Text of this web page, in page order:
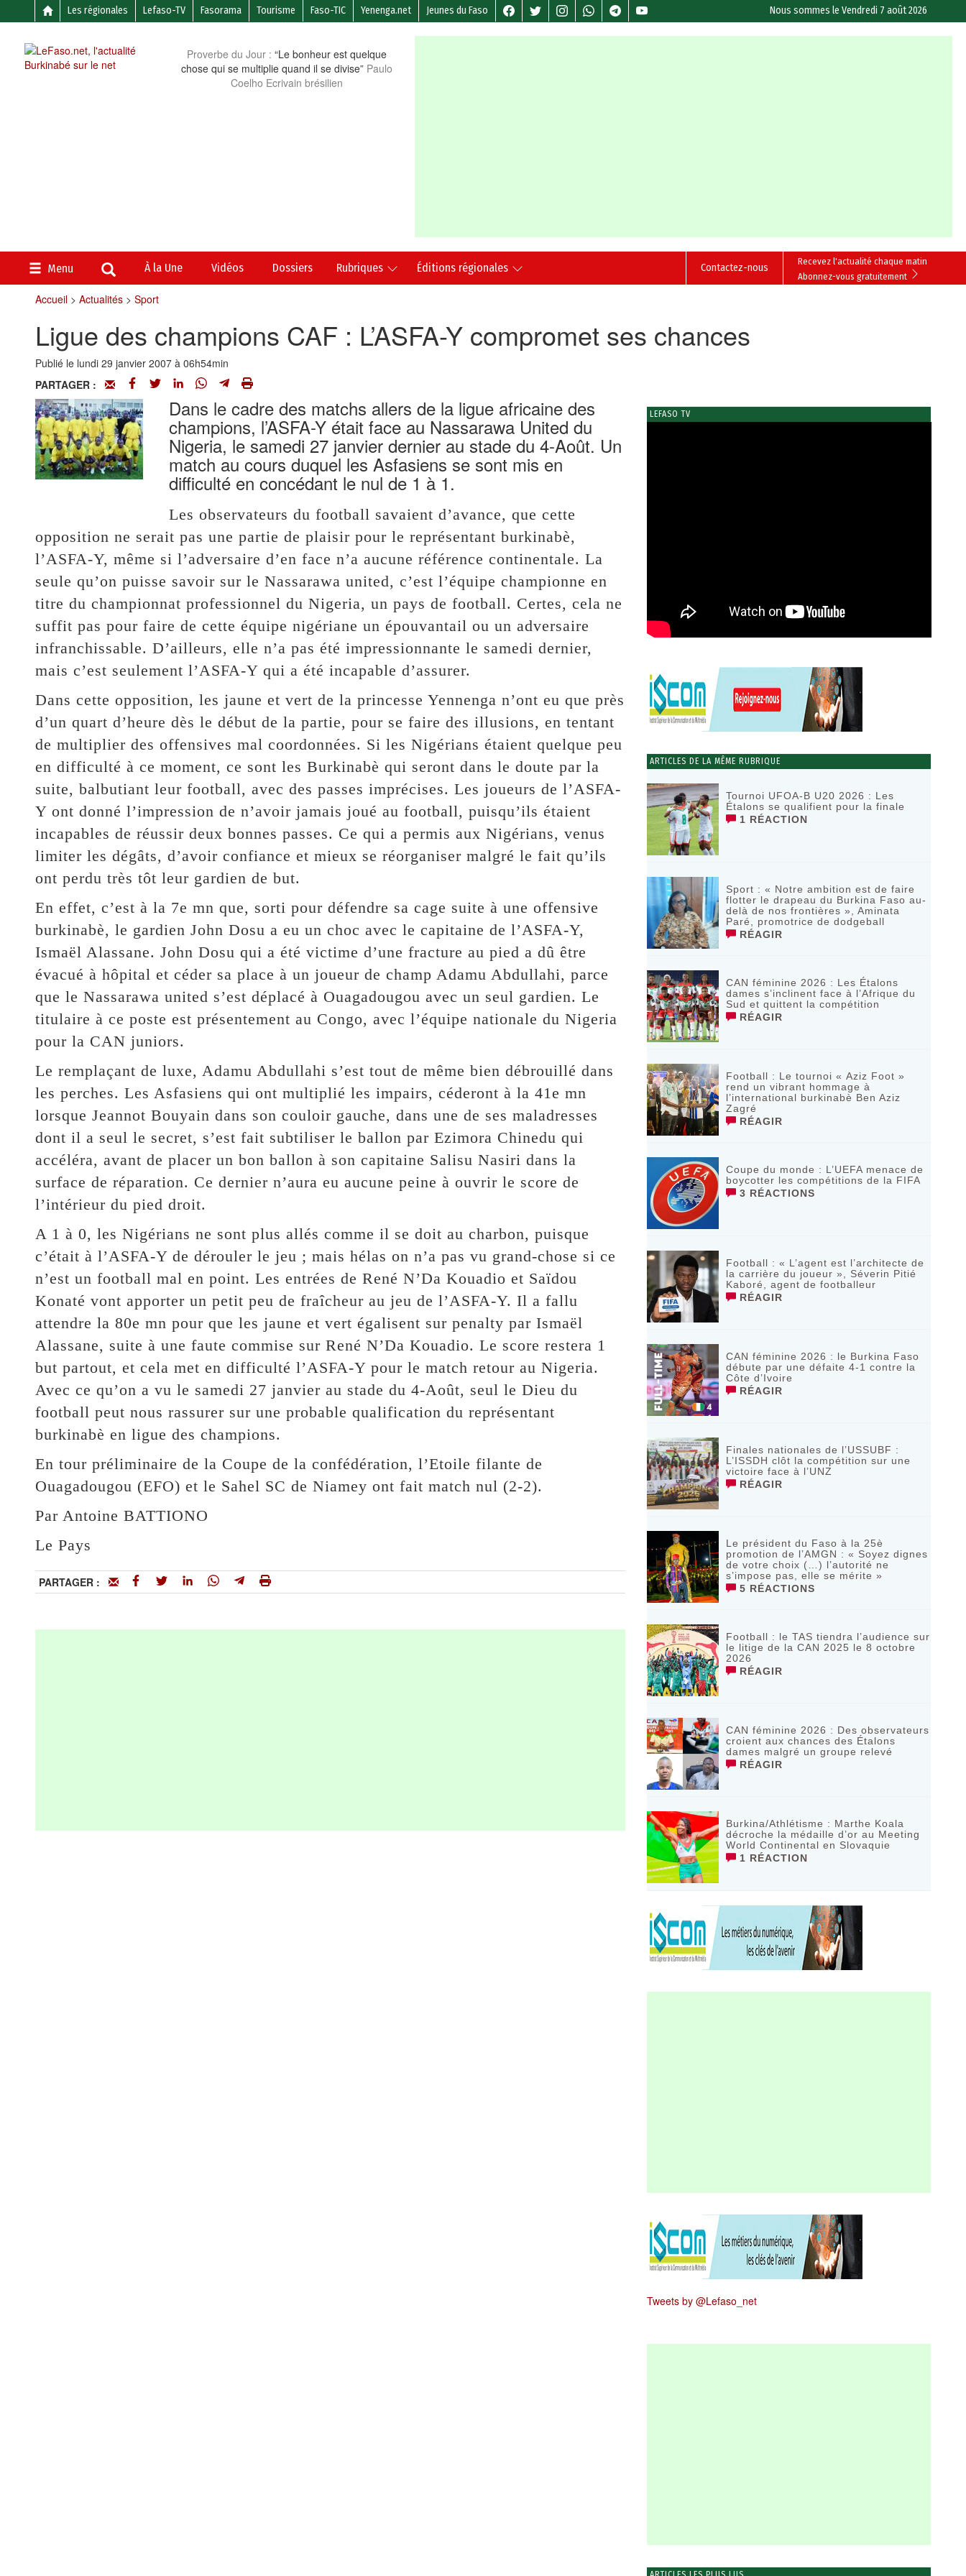
Les régionales Lefaso-TV Fasorama Tourisme Faso-TIC Yenenga.net Jeunes du Faso Nous sommes leVendredi 7 août 2026
Proverbe du Jour : “Le bonheur est quelque
chose qui se multiplie quand il se divise” Paulo
Coelho Ecrivain brésilien
Menu À la Une Vidéos Dossiers Rubriques Éditions régionales
Recevez l'actualité chaque matin
Abonnez-vous gratuitement
Contactez-nous
Accueil> Actualités> Sport
Ligue des champions CAF : L’ASFA-Y compromet ses chances
Publié le lundi 29 janvier 2007 à 06h54min
PARTAGER :
Dans le cadre des matchs allers de la ligue africaine des
champions, l’ASFA-Y était face au Nassarawa United du
Nigeria, le samedi 27 janvier dernier au stade du 4-Août. Un
match au cours duquel les Asfasiens se sont mis en
difficulté en concédant le nul de 1 à 1.
Les observateurs du football savaient d’avance, que cette
opposition ne serait pas une partie de plaisir pour le représentant burkinabè,
l’ASFA-Y, même si l’adversaire d’en face n’a aucune référence continentale. La
seule qu’on puisse savoir sur le Nassarawa united, c’est l’équipe championne en
titre du championnat professionnel du Nigeria, un pays de football. Certes, cela ne
suffit pas pour faire de cette équipe nigériane un épouvantail ou un adversaire
infranchissable. D’ailleurs, elle n’a pas été impressionnante le samedi dernier,
mais c’est seulement l’ASFA-Y qui a été incapable d’assurer.
Dans cette opposition, les jaune et vert de la princesse Yennenga n’ont eu que près
d’un quart d’heure dès le début de la partie, pour se faire des illusions, en tentant
de multiplier des offensives mal coordonnées. Si les Nigérians étaient quelque peu
en difficulté à ce moment, ce sont les Burkinabè qui seront dans le doute par la
suite, balbutiant leur football, avec des passes imprécises. Les joueurs de l’ASFA-
Y ont donné l’impression de n’avoir jamais joué au football, puisqu’ils étaient
incapables de réussir deux bonnes passes. Ce qui a permis aux Nigérians, venus
limiter les dégâts, d’avoir confiance et mieux se réorganiser malgré le fait qu’ils
ont perdu très tôt leur gardien de but.
En effet, c’est à la 7e mn que, sorti pour défendre sa cage suite à une offensive
burkinabè, le gardien John Dosu a eu un choc avec le capitaine de l’ASFA-Y,
Ismaël Alassane. John Dosu qui a été victime d’une fracture au pied a dû être
évacué à hôpital et céder sa place à un joueur de champ Adamu Abdullahi, parce
que le Nassarawa united s’est déplacé à Ouagadougou avec un seul gardien. Le
titulaire à ce poste est présentement au Congo, avec l’équipe nationale du Nigeria
pour la CAN juniors.
Le remplaçant de luxe, Adamu Abdullahi s’est tout de même bien débrouillé dans
les perches. Les Asfasiens qui ont multiplié les impairs, céderont à la 41e mn
lorsque Jeannot Bouyain dans son couloir gauche, dans une de ses maladresses
dont il a seul le secret, s’est fait subtiliser le ballon par Ezimora Chinedu qui
accéléra, avant de placer un bon ballon à son capitaine Salisu Nasiri dans la
surface de réparation. Ce dernier n’aura eu aucune peine à ouvrir le score de
l’intérieur du pied droit.
A 1 à 0, les Nigérians ne sont plus allés comme il se doit au charbon, puisque
c’était à l’ASFA-Y de dérouler le jeu ; mais hélas on n’a pas vu grand-chose si ce
n’est un football mal en point. Les entrées de René N’Da Kouadio et Saïdou
Konaté vont apporter un petit peu de fraîcheur au jeu de l’ASFA-Y. Il a fallu
attendre la 80e mn pour que les jaune et vert égalisent sur penalty par Ismaël
Alassane, suite à une faute commise sur René N’Da Kouadio. Le score restera 1
but partout, et cela met en difficulté l’ASFA-Y pour le match retour au Nigeria.
Avec ce qu’on a vu le samedi 27 janvier au stade du 4-Août, seul le Dieu du
football peut nous rassurer sur une probable qualification du représentant
burkinabè en ligue des champions.
En tour préliminaire de la Coupe de la confédération, l’Etoile filante de
Ouagadougou (EFO) et le Sahel SC de Niamey ont fait match nul (2-2).
Par Antoine BATTIONO
Le Pays
PARTAGER :
LEFASO TV
ARTICLES DE LA MÊME RUBRIQUE
Tournoi UFOA-B U20 2026 : Les
Étalons se qualifient pour la finale
1 RÉACTION
Sport : « Notre ambition est de faire
flotter le drapeau du Burkina Faso au-
delà de nos frontières », Aminata
Paré, promotrice de dodgeball
RÉAGIR
CAN féminine 2026 : Les Étalons
dames s’inclinent face à l’Afrique du
Sud et quittent la compétition
RÉAGIR
Football : Le tournoi « Aziz Foot »
rend un vibrant hommage à
l’international burkinabè Ben Aziz
Zagré
RÉAGIR
Coupe du monde : L’UEFA menace de
boycotter les compétitions de la FIFA
3 RÉACTIONS
Football : « L’agent est l’architecte de
la carrière du joueur », Séverin Pitié
Kaboré, agent de footballeur
RÉAGIR
CAN féminine 2026 : le Burkina Faso
débute par une défaite 4-1 contre la
Côte d’Ivoire
RÉAGIR
Finales nationales de l’USSUBF :
L’ISSDH clôt la compétition sur une
victoire face à l’UNZ
RÉAGIR
Le président du Faso à la 25è
promotion de l’AMGN : « Soyez dignes
de votre choix (…) l’autorité ne
s’impose pas, elle se mérite »
5 RÉACTIONS
Football : le TAS tiendra l’audience sur
le litige de la CAN 2025 le 8 octobre
2026
RÉAGIR
CAN féminine 2026 : Des observateurs
croient aux chances des Étalons
dames malgré un groupe relevé
RÉAGIR
Burkina/Athlétisme : Marthe Koala
décroche la médaille d’or au Meeting
World Continental en Slovaquie ‎
1 RÉACTION
Tweets by @Lefaso_net